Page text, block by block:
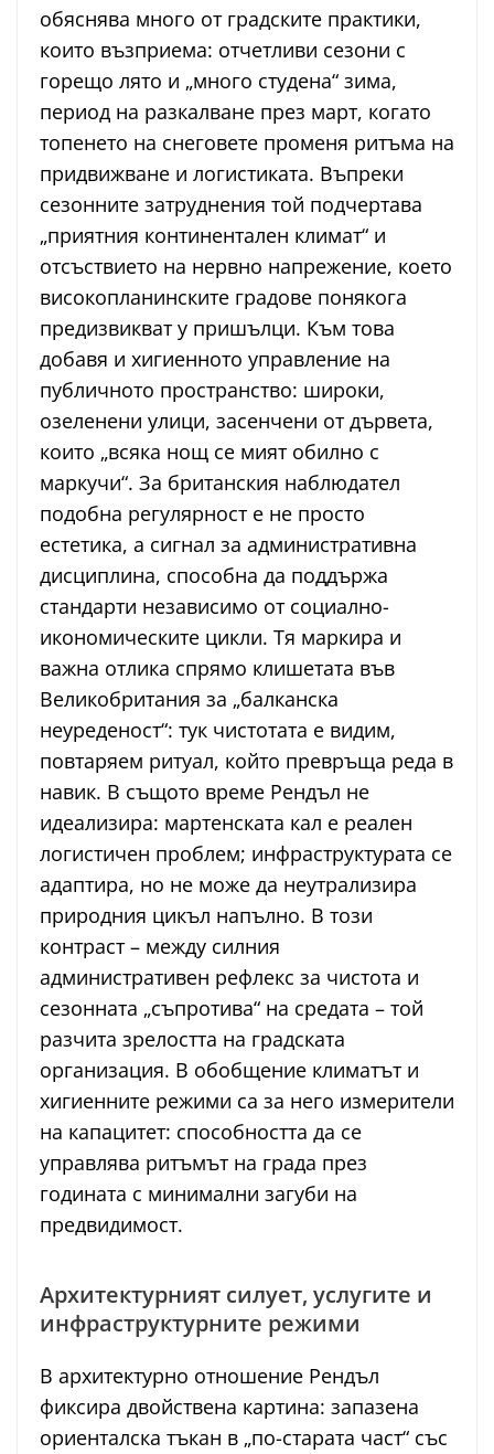
обяснява много от градските практики,
които възприема: отчетливи сезони с
горещо лято и „много студена“ зима,
период на разкалване през март, когато
топенето на снеговете променя ритъма на
придвижване и логистиката. Въпреки
сезонните затруднения той подчертава
„приятния континентален климат“ и
отсъствието на нервно напрежение, което
високопланинските градове понякога
предизвикват у пришълци. Към това
добавя и хигиенното управление на
публичното пространство: широки,
озеленени улици, засенчени от дървета,
които „всяка нощ се мият обилно с
маркучи“. За британския наблюдател
подобна регулярност е не просто
естетика, а сигнал за административна
дисциплина, способна да поддържа
стандарти независимо от социално-
икономическите цикли. Тя маркира и
важна отлика спрямо клишетата във
Великобритания за „балканска
неуреденост“: тук чистотата е видим,
повтаряем ритуал, който превръща реда в
навик. В същото време Рендъл не
идеализира: мартенската кал е реален
логистичен проблем; инфраструктурата се
адаптира, но не може да неутрализира
природния цикъл напълно. В този
контраст – между силния
административен рефлекс за чистота и
сезонната „съпротива“ на средата – той
разчита зрелостта на градската
организация. В обобщение климатът и
хигиенните режими са за него измерители
на капацитет: способността да се
управлява ритъмът на града през
годината с минимални загуби на
предвидимост.
Архитектурният силует, услугите и
инфраструктурните режими
В архитектурно отношение Рендъл
фиксира двойствена картина: запазена
ориенталска тъкан в „по-старата част“ със